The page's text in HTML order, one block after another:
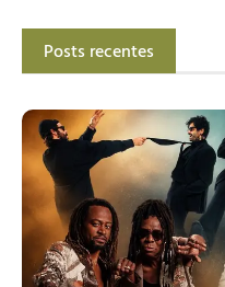
Posts recentes